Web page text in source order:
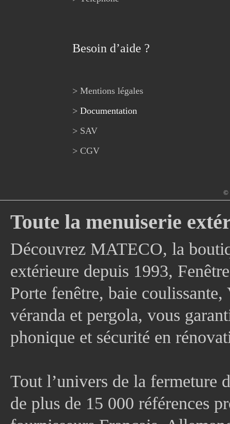
Besoin d’aide ?
> Mentions légales
> Documentation
> SAV
> CGV
©
Toute la menuiserie
Découvrez MATECO, la
extérieure depuis 1993,
Porte fenêtre, baie
véranda et pergola, vous
phonique et sécurité en
Tout l’univers de la fermeture
de plus de 15 000 références